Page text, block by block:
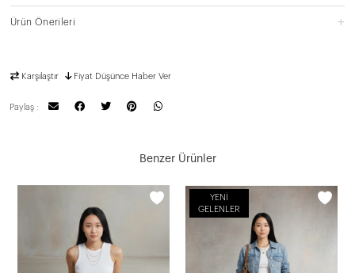
Ürün Önerileri
Karşılaştır Fiyat Düşünce Haber Ver
Paylaş :
Benzer Ürünler
YENI
GELENLER